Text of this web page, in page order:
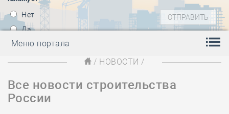
Нет
Да
Меню портала
/ НОВОСТИ /
Все новости строительства
России